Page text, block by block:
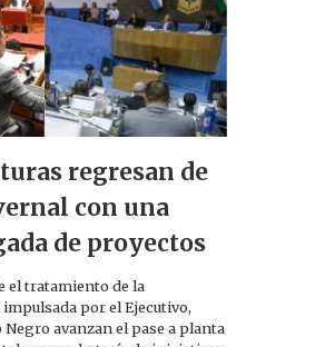
regresan de
con una
de proyectos
el tratamiento de la
por el Ejecutivo,
avanzan el pase a planta